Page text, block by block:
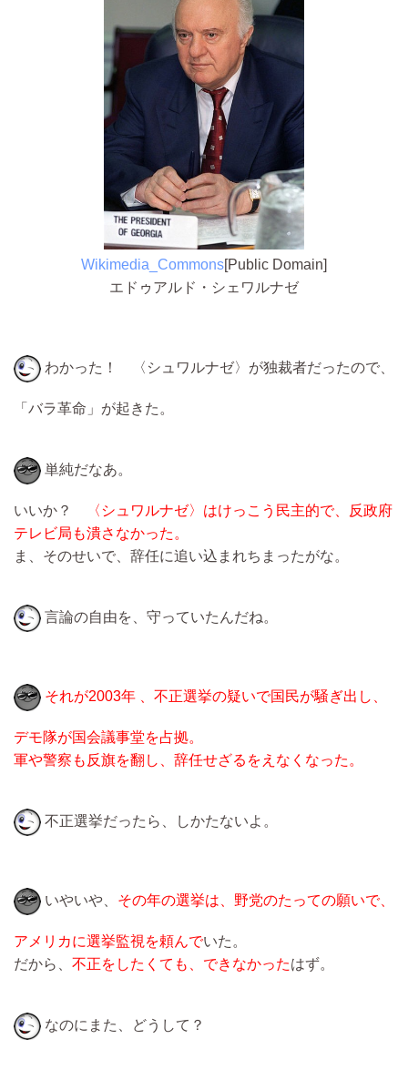
Wikimedia_Commons[Public Domain]
エドゥアルド・シェワルナゼ
わかった！ 〈シュワルナゼ〉が独裁者だったので、
「バラ革命」が起きた。
単純だなあ。
いいか？
〈シュワルナゼ〉はけっこう民主的で、反政府
テレビ局も潰さなかった。
ま、そのせいで、辞任に追い込まれちまったがな。
言論の自由を、守っていたんだね。
それが2003年 、不正選挙の疑いで国民が騒ぎ出し、
デモ隊が国会議事堂を占拠。
軍や警察も反旗を翻し、辞任せざるをえなくなった。
不正選挙だったら、しかたないよ。
いやいや、 その年の選挙は、野党のたっての願いで、
アメリカに選挙監視を頼んでいた。
だから、 不正をしたくても、できなかったはず。
なのにまた、どうして？